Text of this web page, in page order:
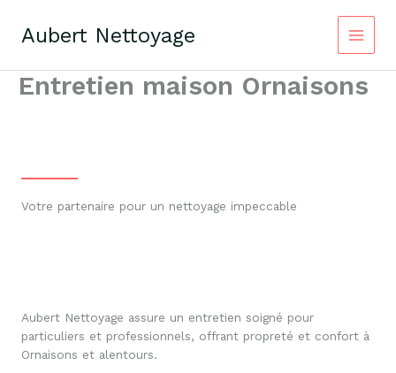
contenuAubert Nettoyage
Entretien maison Ornaisons
Votre partenaire pour un nettoyage impeccable
Aubert Nettoyage assure un entretien soigné pour
particuliers et professionnels, offrant propreté et confort à
Ornaisons et alentours.